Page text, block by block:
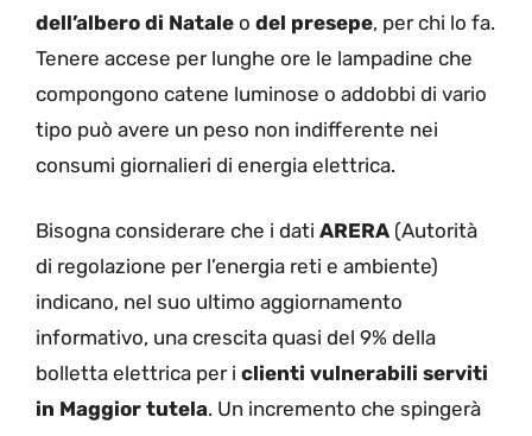
dell’albero di Natale o del presepe, per chi lo fa.
Tenere accese per lunghe ore le lampadine che
compongono catene luminose o addobbi di vario
tipo può avere un peso non indifferente nei
consumi giornalieri di energia elettrica.
Bisogna considerare che i dati ARERA (Autorità
di regolazione per l’energia reti e ambiente)
indicano, nel suo ultimo aggiornamento
informativo, una crescita quasi del 9% della
bolletta elettrica per i clienti vulnerabili serviti
in Maggior tutela. Un incremento che spingerà